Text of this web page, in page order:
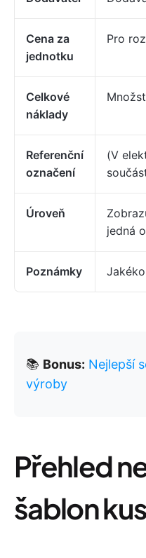
Cena za
jednotku
Pro
Celkové
náklady
Referenční
označení
(V
Úroveň
jedná
Poznámky
📚 Bonus: Nejlepší
výroby
Přehled
šablon